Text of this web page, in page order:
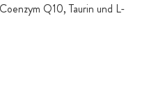
Q10, Taurin und L-
Curcuma, Enzian,
Polysacchariden
(Ethanol)